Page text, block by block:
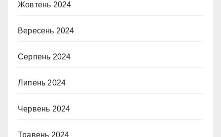
Жовтень 2024
Вересень 2024
Серпень 2024
Липень 2024
Червень 2024
Травень 2024